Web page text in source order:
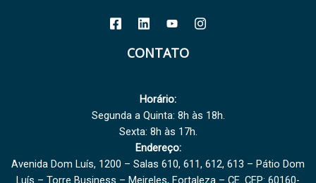
CONTATO
Horário:
Segunda a Quinta: 8h às 18h.
Sexta: 8h às 17h.
Endereço:
Avenida Dom Luís, 1200 – Salas 610, 611, 612, 613 – Pátio Dom
Luís – Torre Business – Meireles, Fortaleza – CE. CEP: 60160-